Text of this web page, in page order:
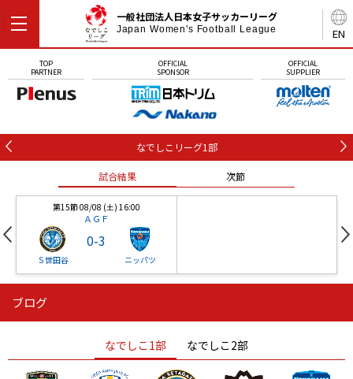
EN
一般社団法人日本女子サッカーリーグ
Japan Women's Football League
TOP
PARTNER
OFFICIAL
SPONSOR
OFFICIAL
SUPPLIER
なでしこリーグ1部
試合結果 次節
第15節 08/08 (土) 16:00
ＡＧＦ
Ｓ世田谷
0-3
ニッパツ
ニッパツ
ニッパツ 名古屋
石人の星
静岡 愛媛Ｌ
ブログ
なでしこ1部 なでしこ2部